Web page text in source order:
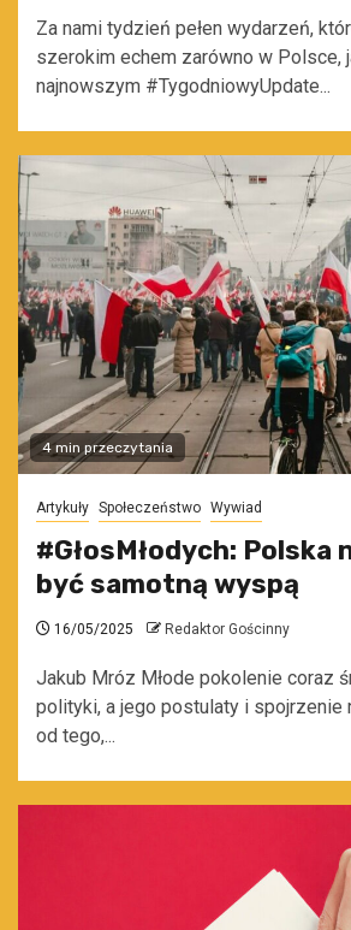
Za nami tydzień pełen wydarzeń,
szerokim echem zarówno w Polsce,
najnowszym #TygodniowyUpdate...
4 min przeczytania
Artykuły Społeczeństwo Wywiad
#GłosMłodych: Polska
być samotną wyspą
16/05/2025 Redaktor Gościnny
Jakub Mróz Młode pokolenie coraz
polityki, a jego postulaty i spojrzenie
od tego,...